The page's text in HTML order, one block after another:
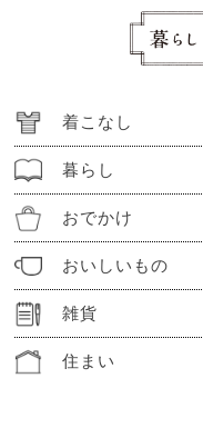
着こなし
暮らし
おでかけ
おいしいもの
雑貨
住まい